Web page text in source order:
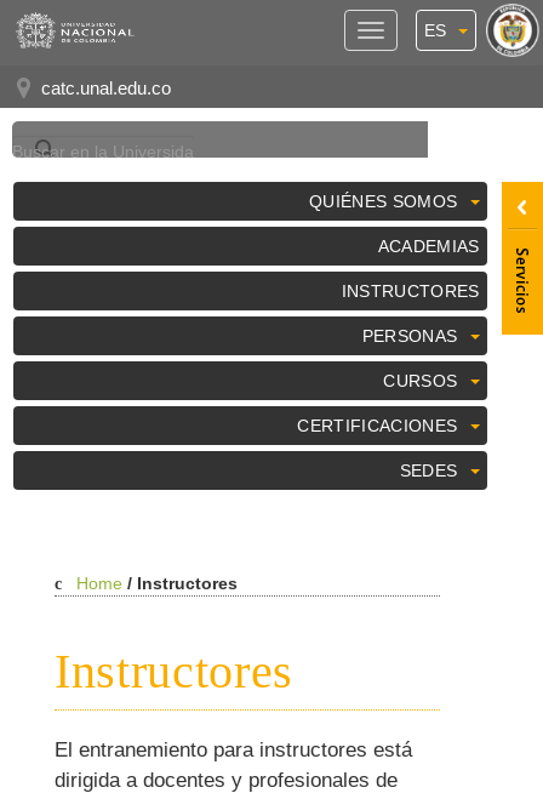
ES
catc.unal.edu.co
QUIÉNES SOMOS
ACADEMIAS
INSTRUCTORES
PERSONAS
CURSOS
CERTIFICACIONES
SEDES
Panel
Home / Instructores
Instructores
El entranemiento para instructores está
dirigida a docentes y profesionales de